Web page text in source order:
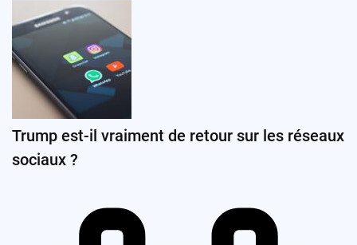
Trump est-il vraiment de retour sur les réseaux
sociaux ?